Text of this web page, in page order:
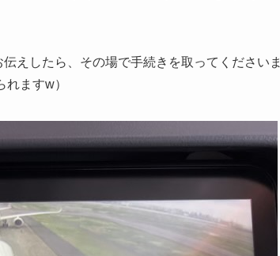
えしたら、その場で手続きを取ってくださいま
ますw）